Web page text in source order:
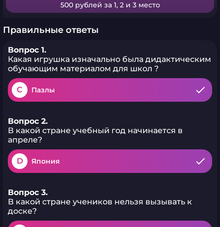
500 рублей за 1, 2 и 3 место
Правильные ответы
Вопрос 1.
Какая игрушка изначально была дидактическим
обучающим материалом для школ ?
C Пазлы
Вопрос 2.
В какой стране учебный год начинается в
апреле?
D Япония
Вопрос 3.
В какой стране учеников нельзя вызывать к
доске?